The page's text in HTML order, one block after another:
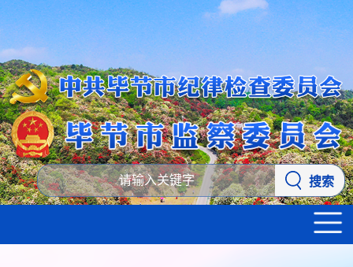
搜索